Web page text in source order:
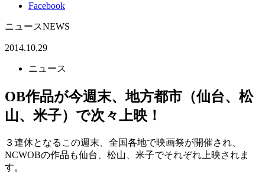
Facebook
ニュースNEWS
2014.10.29
ニュース
OB作品が今週末、地方都市（仙台、松
山、米子）で次々上映！
３連休となるこの週末、全国各地で映画祭が開催され、
NCWOBの作品も仙台、松山、米子でそれぞれ上映されま
す。